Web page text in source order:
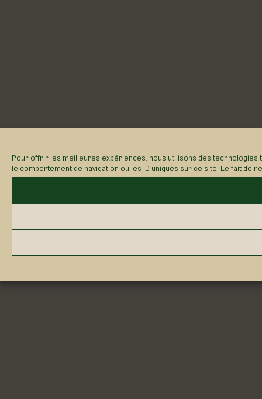
Pour offrir les meilleures expériences, nous utilisons des
le comportement de navigation ou les ID uniques sur ce site. Le fait